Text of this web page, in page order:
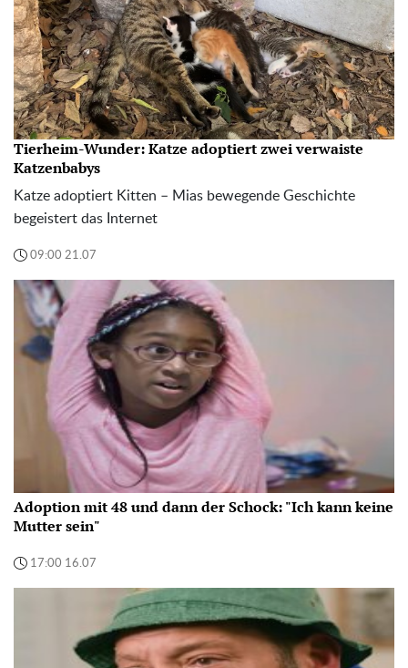
Tierheim-Wunder: Katze adoptiert zwei verwaiste
Katzenbabys
Katze adoptiert Kitten – Mias bewegende Geschichte
begeistert das Internet
09:00 21.07
Adoption mit 48 und dann der Schock: "Ich kann keine
Mutter sein"
17:00 16.07